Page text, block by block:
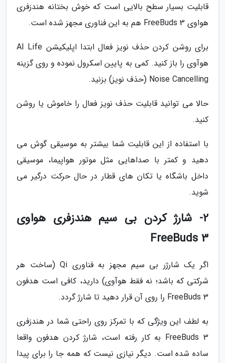
قابلیت بسیار سطح بالایی است که خوش بختانه هندزفری
هواوی FreeBuds 3 هم به این فناوری مجهز شده است.
برای روشن کردن حذف نویز فعال ابتدا اپلیکیشن AI Life
هوآوی را باز کنید. کمی به پایین اسکرول نموده و روی گزینه
Noise Cancelling (حذف نویز) بزنید.
حالا می توانید قابلیت حذف نویز فعال را خاموش یا روشن
کنید.
با استفاده از این قابلیت شما بیشتر به موسیقی گوش می
دهید و کمتر با صداهایی مثل موتور هواپیما، موسیقی
داخل باشگاه یا تکان های قطار در حال حرکت درگیر می
شوید.
2- شارژ کردن بی سیم هندزفری هواوی
FreeBuds 3
اگر یک شارژر بی سیم مجهز به فناوری Qi (ساخت هر
شرکتی که باشد؛ نه فقط هوآوی) دارید، کافی است هدفون
FreeBuds 3 را روی آن قرار دهید تا شارژ گردد.
به لطف این ویژگی که با تمرکز روی راحتی شما در هندزفری
FreeBuds 3 به کار رفته است، شارژ کردن هدفون واقعا
ساده شده است. دیگر نیازی نیست که همه جا را برای پیدا